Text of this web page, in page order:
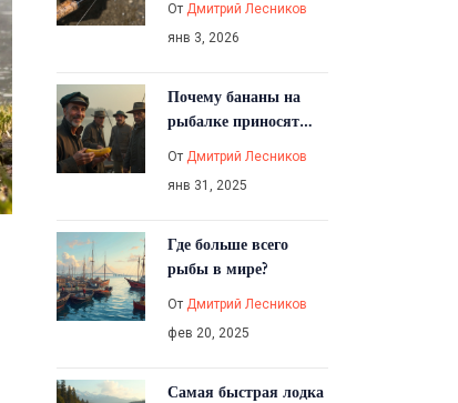
для начинающих и
опытных рыбаков
От Дмитрий Лесников
янв 3, 2026
Почему бананы на
рыбалке приносят
факты
От Дмитрий Лесников
янв 31, 2025
Где больше всего
рыбы в мире?
От Дмитрий Лесников
фев 20, 2025
Самая быстрая лодка